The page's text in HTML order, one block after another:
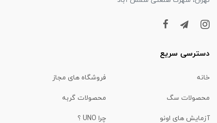
دسترسی سریع
خانه فروشگاه های مجاز
محصولات سگ محصولات گربه
آزمایش های اونو چرا UNO ؟